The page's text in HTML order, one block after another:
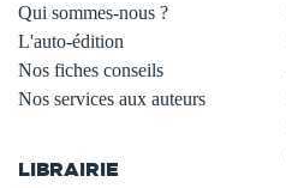
Qui sommes-nous ?
L'auto-édition
Nos fiches conseils
Nos services aux auteurs
LIBRAIRIE